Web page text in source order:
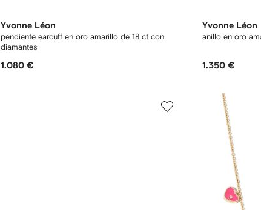
Yvonne Léon
pendiente earcuff en oro amarillo de 18 ct con
diamantes
1.080 €
Yvonne Léon
anillo en oro
1.350 €